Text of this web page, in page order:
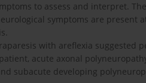
to assess and interpret.
symptoms are present
with areflexia suggested
acute axonal
subacute developing